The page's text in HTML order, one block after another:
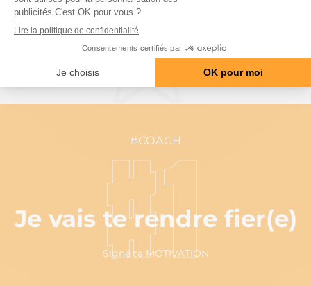
Noter l'article
(2 VOTES, MOYENNE: 4.5/5)
#COACH
#1
Je vais te rendre fier(e)
Signé ta MOTIVATION